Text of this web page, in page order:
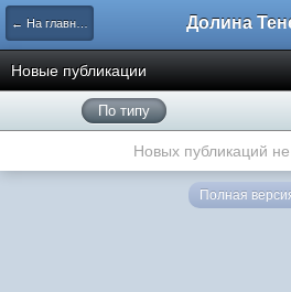
← На главную Долина
Новые публикации
По типу
Новых публикаций
Полная